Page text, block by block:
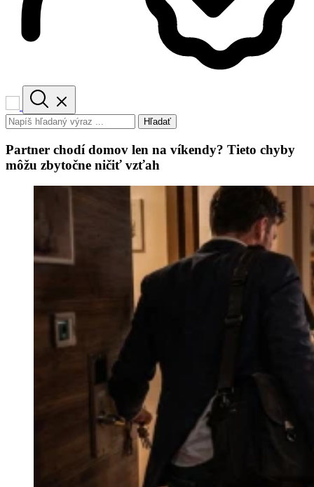
Hľadať
Partner chodí domov len na víkendy? Tieto chyby
môžu zbytočne ničiť vzťah